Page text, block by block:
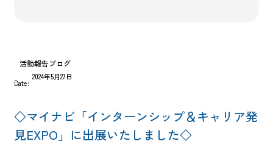
制度・環境を知る
教育制度
社内制度
働く環境
活動報告ブログ
Date:
2024年5月27日
◇マイナビ「インターンシップ＆キャリア発
見EXPO」に出展いたしました◇